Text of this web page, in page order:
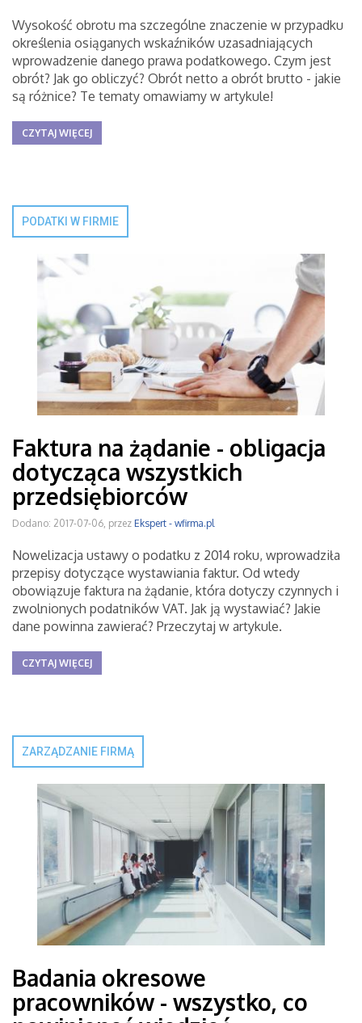
Wysokość obrotu ma szczególne znaczenie w przypadku
określenia osiąganych wskaźników uzasadniających
wprowadzenie danego prawa podatkowego. Czym jest
obrót? Jak go obliczyć? Obrót netto a obrót brutto - jakie
są różnice? Te tematy omawiamy w artykule!
CZYTAJ WIĘCEJ
PODATKI W FIRMIE
Faktura na żądanie - obligacja
dotycząca wszystkich
przedsiębiorców
Dodano: 2017-07-06, przez Ekspert - wfirma.pl
Nowelizacja ustawy o podatku z 2014 roku, wprowadziła
przepisy dotyczące wystawiania faktur. Od wtedy
obowiązuje faktura na żądanie, która dotyczy czynnych i
zwolnionych podatników VAT. Jak ją wystawiać? Jakie
dane powinna zawierać? Przeczytaj w artykule.
CZYTAJ WIĘCEJ
ZARZĄDZANIE FIRMĄ
Badania okresowe
pracowników - wszystko, co